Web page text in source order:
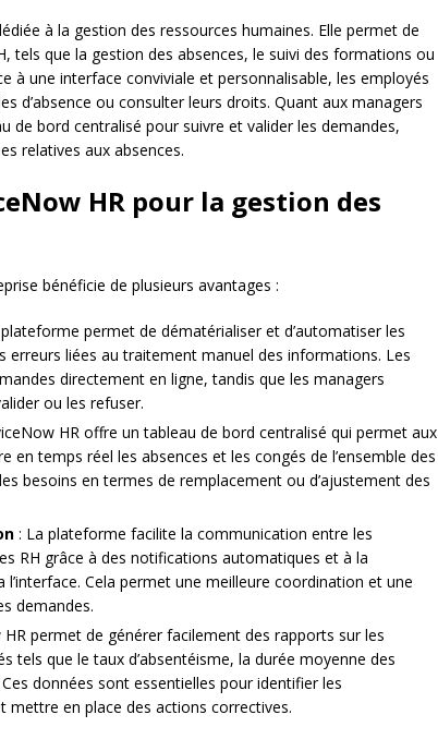
à la gestion des ressources humaines. Elle permet de
tels que la gestion des absences, le suivi des formations ou
à une interface conviviale et personnalisable, les employés
d’absence ou consulter leurs droits. Quant aux managers
de bord centralisé pour suivre et valider les demandes,
relatives aux absences.
HR pour la gestion des
bénéficie de plusieurs avantages :
permet de dématérialiser et d’automatiser les
erreurs liées au traitement manuel des informations. Les
directement en ligne, tandis que les managers
ou les refuser.
HR offre un tableau de bord centralisé qui permet aux
en temps réel les absences et les congés de l’ensemble des
besoins en termes de remplacement ou d’ajustement des
: La plateforme facilite la communication entre les
RH grâce à des notifications automatiques et à la
l’interface. Cela permet une meilleure coordination et une
demandes.
HR permet de générer facilement des rapports sur les
tels que le taux d’absentéisme, la durée moyenne des
données sont essentielles pour identifier les
mettre en place des actions correctives.